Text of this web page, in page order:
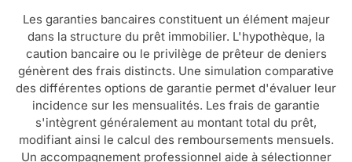
Les garanties bancaires constituent un élément majeur
dans la structure du prêt immobilier. L'hypothèque, la
caution bancaire ou le privilège de prêteur de deniers
génèrent des frais distincts. Une simulation comparative
des différentes options de garantie permet d'évaluer leur
incidence sur les mensualités. Les frais de garantie
s'intègrent généralement au montant total du prêt,
modifiant ainsi le calcul des remboursements mensuels.
Un accompagnement professionnel aide à sélectionner